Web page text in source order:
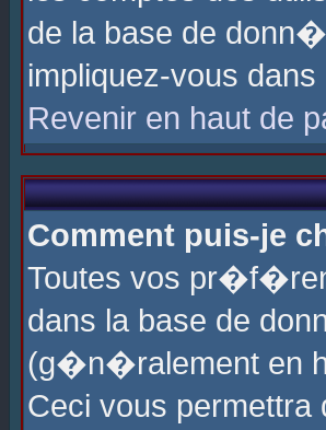
de la base de
impliquez-vous
Revenir en haut de
Comment puis-je
Toutes vos
dans la base de
(g�n�ralement en
Ceci vous